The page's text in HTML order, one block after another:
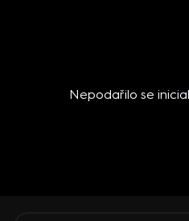
Nepodařilo se